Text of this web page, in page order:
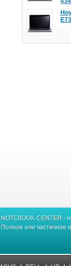
NOTEBOOK-CENTER -
Полное или частичное